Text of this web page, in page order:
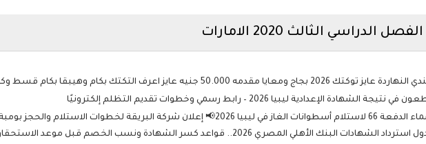
الثالث 2020 الامارات
جنيه عايز اعرف التكتك بكام وهيبقا بكام قسط وكل شهر ادفع كام من مشروعي
الإعدادية ليبيا 2026 – رابط رسمي وخطوات تقديم التظلم إلكترونيًا
البريقة لخطوات الاستلام والحجز بومبة غاز
البنك الأهلي المصري 2026.. قواعد كسر الشهادة ونسب الخصم قبل موعد الاستحقاق